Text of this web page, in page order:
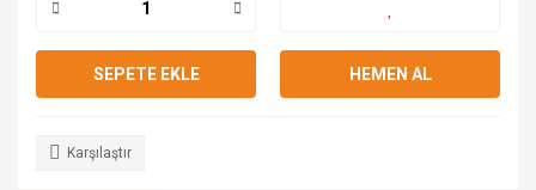
SEPETE EKLE HEMEN AL
Karşılaştır